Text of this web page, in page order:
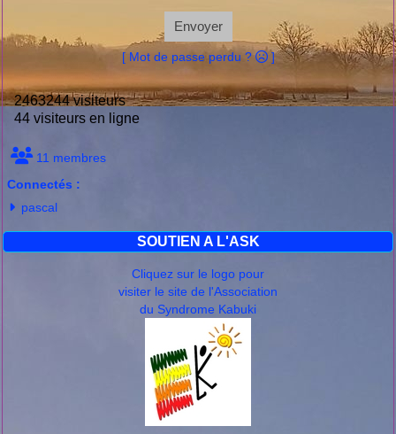
Envoyer
[ Mot de passe perdu ? ]
2463244 visiteurs
44 visiteurs en ligne
11 membres
Connectés :
pascal
SOUTIEN A L'ASK
Cliquez sur le logo pour
visiter le site de l'Association
du Syndrome Kabuki